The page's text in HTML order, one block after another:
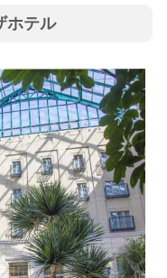
ホテル